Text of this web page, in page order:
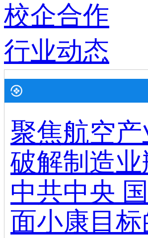
校企合作
行业动态
聚焦航空
破解制造
中共中央
面小康目